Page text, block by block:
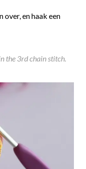
over, en haak een
the 3rd chain stitch.